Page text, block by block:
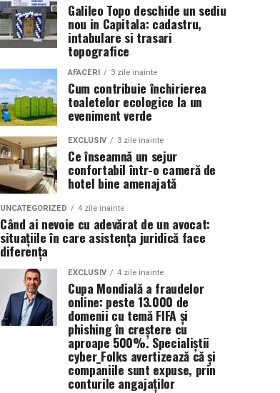
Galileo Topo deschide un sediu
nou in Capitala: cadastru,
intabulare si trasari
topografice
AFACERI 3 zile inainte
Cum contribuie închirierea
toaletelor ecologice la un
eveniment verde
EXCLUSIV 3 zile inainte
Ce înseamnă un sejur
confortabil într-o cameră de
hotel bine amenajată
UNCATEGORIZED 4 zile inainte
Când ai nevoie cu adevărat de un avocat:
situațiile în care asistența juridică face
diferența
EXCLUSIV 4 zile inainte
Cupa Mondială a fraudelor
online: peste 13.000 de
domenii cu temă FIFA și
phishing în creștere cu
aproape 500%. Specialiștii
cyber_Folks avertizează că și
companiile sunt expuse, prin
conturile angajaților